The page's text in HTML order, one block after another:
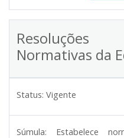
Normativas da
Status: Vigente
Súmula:
Estabelece